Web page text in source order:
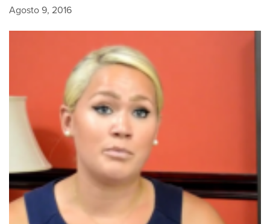
Agosto 9, 2016